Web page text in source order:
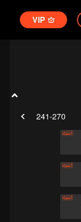
VIP
241-270
أعضاء
أعضاء
أعضاء